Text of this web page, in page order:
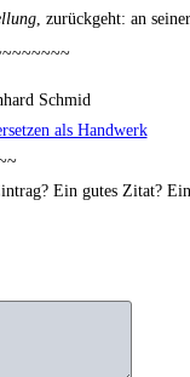
, zurück­geht: an
Schmid
als Handwerk
Ein gutes Zitat?